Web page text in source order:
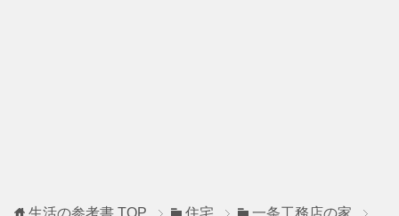
生活の参考書 TOP 住宅 一条工務店の家